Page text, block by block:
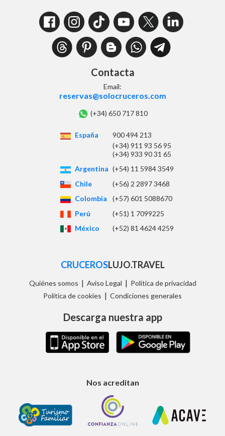
Contacta
Email:
reservas@solocruceros.com
(+34) 650 717 810
España
900 494 213
(+34) 911 93 56 95
(+34) 933 90 31 65
Argentina (+54) 11 5984 3549
Chile
(+56) 2 2897 3468
Colombia
(+57) 601 5088670
Perú
(+51) 1 7099225
México
(+52) 81 4624 4259
CRUCEROSLUJO.TRAVEL
Quiénes somos | Aviso Legal | Política de privacidad
Política de cookies | Condiciones generales
Descarga nuestra app
Nos acreditan